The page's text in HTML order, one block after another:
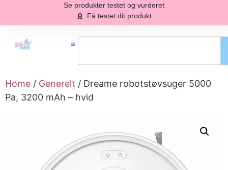
Se produkter testet og vurderet
Få testet dit produkt
Home / Generelt / Dreame robotstøvsuger 5000
Pa, 3200 mAh – hvid